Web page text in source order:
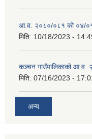
आ.व. २०८०/०८१ को ०४/
मिति: 10/18/2023 -
कञ्‍चन गाउँपालिकाको आ.व.
मिति: 07/16/2023 -
अन्य